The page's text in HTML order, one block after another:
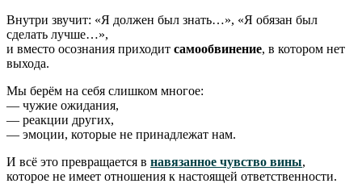
Внутри звучит: «Я должен был знать…», «Я обязан был
сделать лучше…»,
и вместо осознания приходит самообвинение, в котором нет
выхода.
Мы берём на себя слишком многое:
— чужие ожидания,
— реакции других,
— эмоции, которые не принадлежат нам.
И всё это превращается в навязанное чувство вины,
которое не имеет отношения к настоящей ответственности.